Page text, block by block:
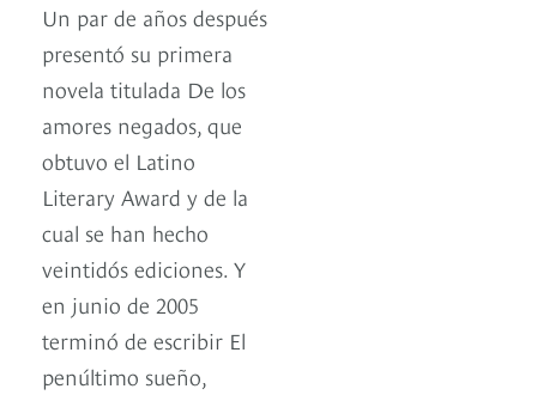
Un par de años después
presentó su primera
novela titulada De los
amores negados, que
obtuvo el Latino
Literary Award y de la
cual se han hecho
veintidós ediciones. Y
en junio de 2005
terminó de escribir El
penúltimo sueño,